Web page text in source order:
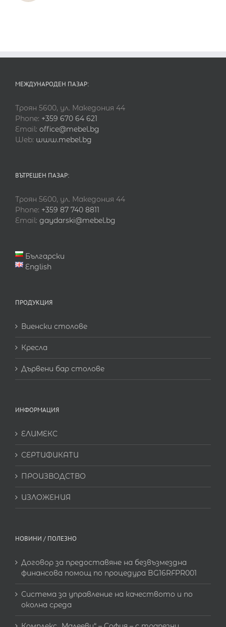
МЕЖДУНАРОДЕН ПАЗАР:
Троян 5600, ул. Македония 44
Phone: +359 670 64 621
Email: office@mebel.bg
Web: www.mebel.bg
ВЪТРЕШЕН ПАЗАР:
Троян 5600, ул. Македония 44
Phone: +359 87 740 8811
Email: gaydarski@mebel.bg
Български
English
ПРОДУКЦИЯ
Виенски столове
Кресла
Дървени бар столове
ИНФОРМАЦИЯ
ЕЛИМЕКС
СЕРТИФИКАТИ
ПРОИЗВОДСТВО
ИЗЛОЖЕНИЯ
НОВИНИ / ПОЛЕЗНО
Договор за предоставяне на безвъзмездна
финансова помощ по процедура BG16RFPR001
Система за управление на качеството и по
околна среда